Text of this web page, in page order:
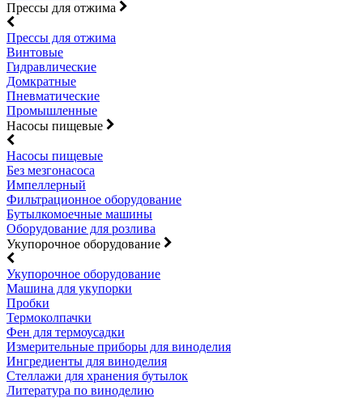
Прессы для отжима
Прессы для отжима
Винтовые
Гидравлические
Домкратные
Пневматические
Промышленные
Насосы пищевые
Насосы пищевые
Без мезгонасоса
Импеллерный
Фильтрационное оборудование
Бутылкомоечные машины
Оборудование для розлива
Укупорочное оборудование
Укупорочное оборудование
Машина для укупорки
Пробки
Термоколпачки
Фен для термоусадки
Измерительные приборы для виноделия
Ингредиенты для виноделия
Стеллажи для хранения бутылок
Литература по виноделию